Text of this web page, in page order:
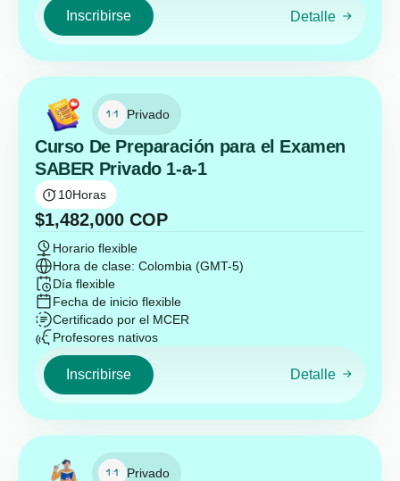
Inscribirse Detalle
Privado
Curso De Preparación para el Examen
SABER Privado 1-a-1
10Horas
$1,482,000 COP
Horario flexible
Hora de clase: Colombia (GMT-5)
Día flexible
Fecha de inicio flexible
Certificado por el MCER
Profesores nativos
Inscribirse Detalle
Privado